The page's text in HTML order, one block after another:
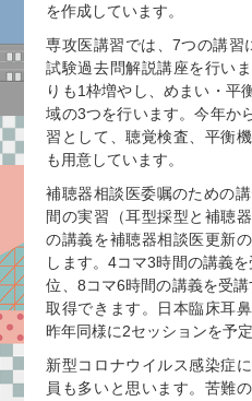
を作成しています。
専攻医講習では、7つの講習
試験過去問解説講座を行い
りも1枠増やし、めまい・平
域の3つを行います。今年か
習として、聴覚検査、平衡
も用意しています。
補聴器相談医委嘱のための
間の実習（耳型採型と補聴
の講義を補聴器相談医更新
します。4コマ3時間の講義
位、8コマ6時間の講義を受
取得できます。日本臨床耳
昨年同様に2セッションを予
新型コロナウイルス感染症
員も多いと思います。苦難